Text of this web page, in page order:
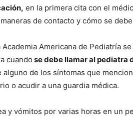
en la primera cita con el
de contacto y cómo se
Academia Americana de Pediatría
cuando se debe llamar al pediatra
alguno de los síntomas que
o acudir a una guardia médica.
y vómitos por varias horas en un